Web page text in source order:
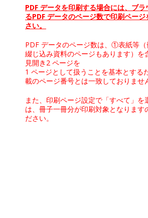
PDF データを印刷する場合には、ブ
るPDF データのページ数で印刷ペー
さい。
PDF データのページ数は、①表紙等
綴じ込み資料のページもあります）
見開き2 ページを
1 ページとして扱うことを基本とする
載のページ番号とは一致しておりませ
また、印刷ページ設定で「すべて」を
は、冊子一冊分が印刷対象となります
ださい。